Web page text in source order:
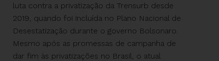
luta contra a privatização da Trensurb desde
2019, quando foi incluída no Plano Nacional de
Desestatização durante o governo Bolsonaro.
Mesmo após as promessas de campanha de
dar fim às privatizações no Brasil, o atual